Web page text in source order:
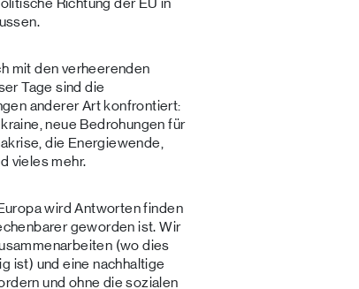
Richtung der EU in
mit den verheerenden
Tage sind die
anderer Art konfrontiert:
neue Bedrohungen für
die Energiewende,
vieles mehr.
wird Antworten finden
geworden ist. Wir
(wo dies
ist) und eine nachhaltige
und ohne die sozialen